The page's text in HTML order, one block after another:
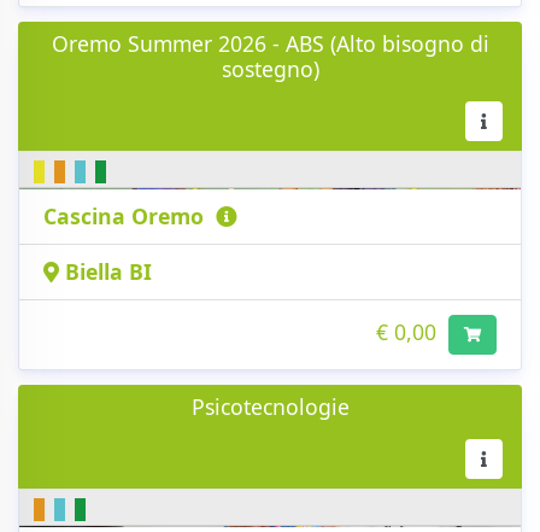
Oremo Summer 2026 - ABS (Alto bisogno di
sostegno)
Cascina Oremo
Biella BI
€ 0,00
Psicotecnologie